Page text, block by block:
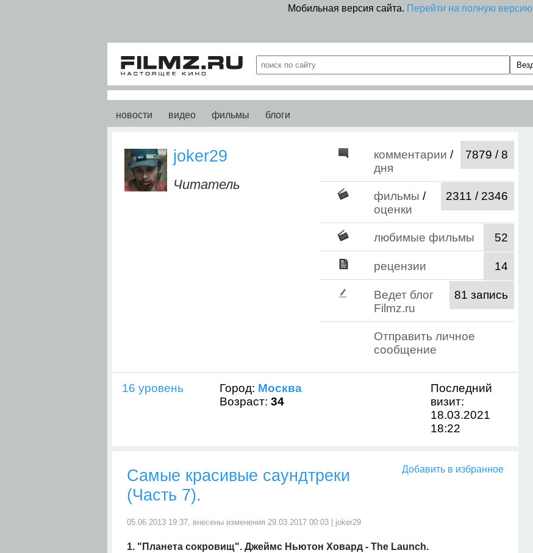
Мобильная версия сайта. Перейти на полную версию
новости видео фильмы блоги
7879 / 8
комментарии /
дня
2311 / 2346
фильмы /
оценки
52
любимые фильмы
14
рецензии
81 запись
Ведет блог
Filmz.ru
Отправить личное
сообщение
joker29
Читатель
16 уровень Город: Москва
Возраст: 34
Последний
визит:
18.03.2021
18:22
Добавить в избранное
Самые красивые саундтреки
(Часть 7).
05.06.2013 19:37, внесены изменения 29.03.2017 00:03 | joker29
1. "Планета сокровищ". Джеймс Ньютон Ховард - The Launch.